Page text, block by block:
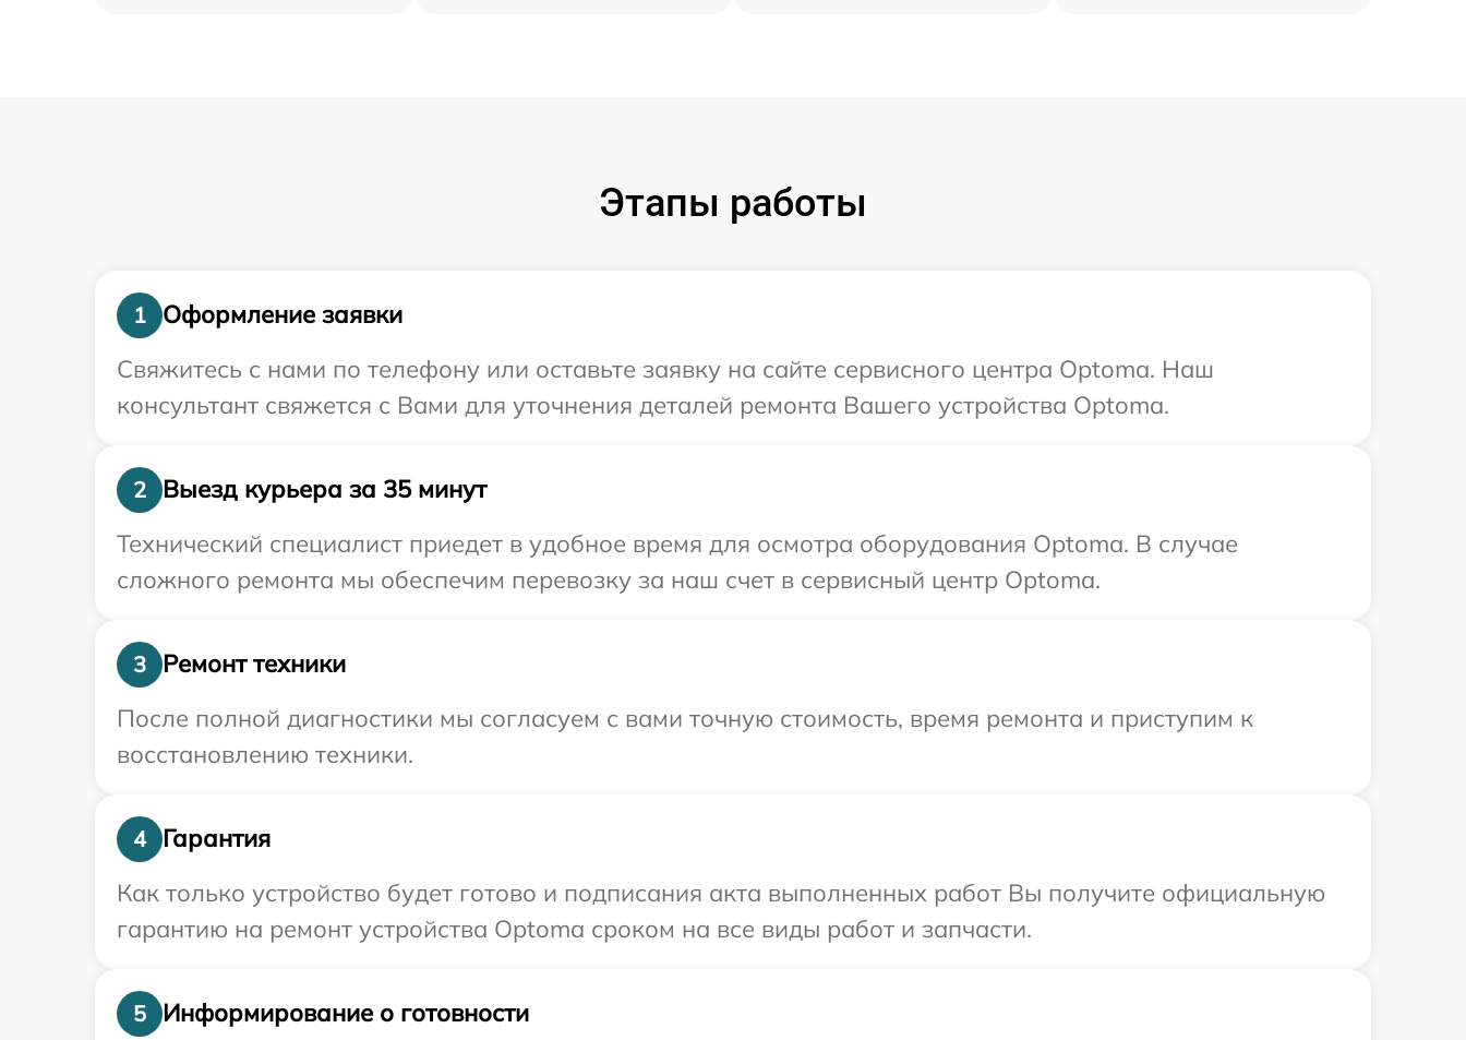
Этапы работы
1
Оформление заявки
Свяжитесь с нами по телефону или оставьте заявку на сайте сервисного центра Optoma. Наш
консультант свяжется с Вами для уточнения деталей ремонта Вашего устройства Optoma.
2
Выезд курьера за 35 минут
Технический специалист приедет в удобное время для осмотра оборудования Optoma. В случае
сложного ремонта мы обеспечим перевозку за наш счет в сервисный центр Optoma.
3
Ремонт техники
После полной диагностики мы согласуем с вами точную стоимость, время ремонта и приступим к
восстановлению техники.
4
Гарантия
Как только устройство будет готово и подписания акта выполненных работ Вы получите официальную
гарантию на ремонт устройства Optoma сроком на все виды работ и запчасти.
5
Информирование о готовности